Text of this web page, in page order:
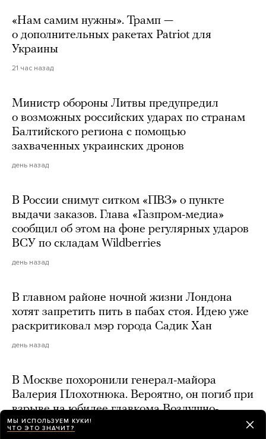
«Нам самим нужны». Трамп —
о дополнительных ракетах Patriot для
Украины
21 час назад
Министр обороны Литвы предупредил
о возможных российских ударах по странам
Балтийского региона с помощью
захваченных украинских дронов
день назад
В России снимут ситком «ПВЗ» о пункте
выдачи заказов. Глава «Газпром-медиа»
сообщил об этом на фоне регулярных ударов
ВСУ по складам Wildberries
день назад
В главном районе ночной жизни Лондона
хотят запретить пить в пабах стоя. Идею уже
раскритиковал мэр города Садик Хан
день назад
В Москве похоронили генерал-майора
Валерия Плохотнюка. Вероятно, он погиб при
взрыве на юбилее главкома Воздушно-
космических сил
МЫ ИСПОЛЬЗУЕМ КУКИ!
ЧТО ЭТО ЗНАЧИТ?